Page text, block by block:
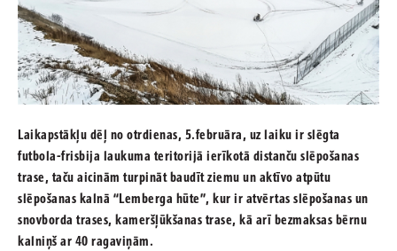
Laikapstākļu dēļ no otrdienas, 5.februāra, uz laiku ir slēgta
futbola-frisbija laukuma teritorijā ierīkotā distanču slēpošanas
trase, taču aicinām turpināt baudīt ziemu un aktīvo atpūtu
slēpošanas kalnā “Lemberga hūte”, kur ir atvērtas slēpošanas un
snovborda trases, kameršļūkšanas trase, kā arī bezmaksas bērnu
kalniņš ar 40 ragaviņām.